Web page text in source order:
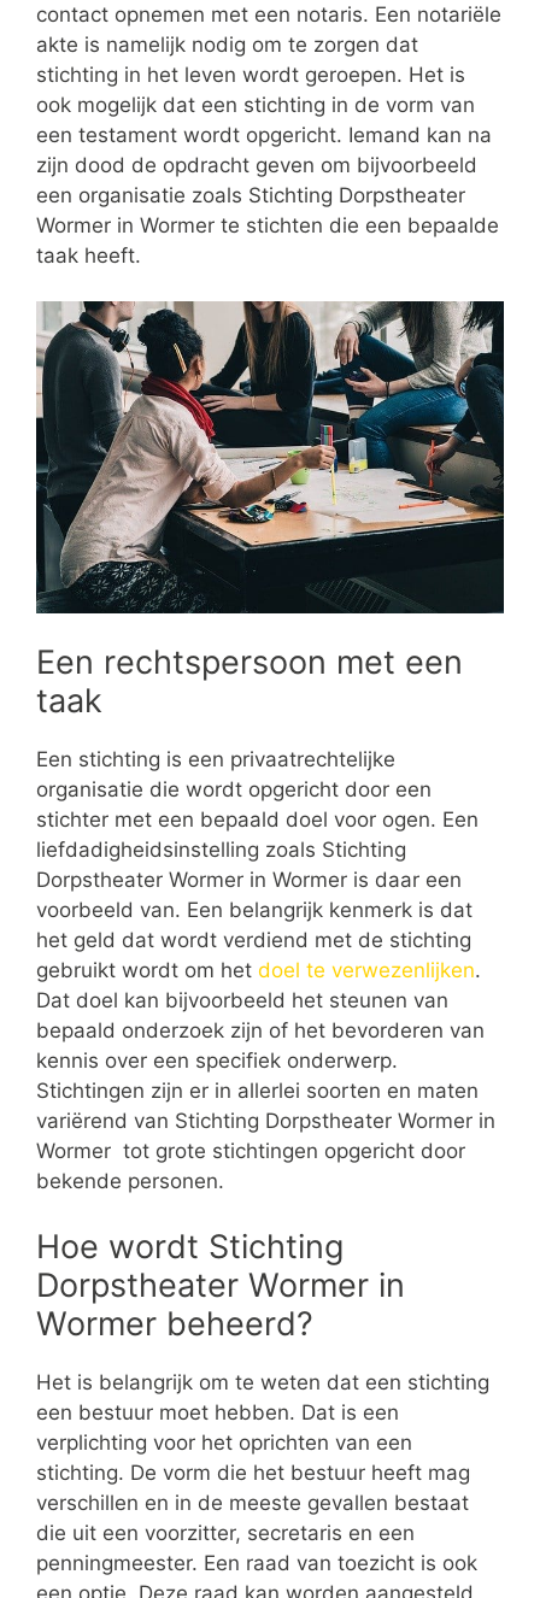
contact opnemen met een notaris. Een notariële
akte is namelijk nodig om te zorgen dat
stichting in het leven wordt geroepen. Het is
ook mogelijk dat een stichting in de vorm van
een testament wordt opgericht. Iemand kan na
zijn dood de opdracht geven om bijvoorbeeld
een organisatie zoals Stichting Dorpstheater
Wormer in Wormer te stichten die een bepaalde
taak heeft.
Een rechtspersoon met een
taak
Een stichting is een privaatrechtelijke
organisatie die wordt opgericht door een
stichter met een bepaald doel voor ogen. Een
liefdadigheidsinstelling zoals Stichting
Dorpstheater Wormer in Wormer is daar een
voorbeeld van. Een belangrijk kenmerk is dat
het geld dat wordt verdiend met de stichting
gebruikt wordt om het doel te verwezenlijken.
Dat doel kan bijvoorbeeld het steunen van
bepaald onderzoek zijn of het bevorderen van
kennis over een specifiek onderwerp.
Stichtingen zijn er in allerlei soorten en maten
variërend van Stichting Dorpstheater Wormer in
Wormer tot grote stichtingen opgericht door
bekende personen.
Hoe wordt Stichting
Dorpstheater Wormer in
Wormer beheerd?
Het is belangrijk om te weten dat een stichting
een bestuur moet hebben. Dat is een
verplichting voor het oprichten van een
stichting. De vorm die het bestuur heeft mag
verschillen en in de meeste gevallen bestaat
die uit een voorzitter, secretaris en een
penningmeester. Een raad van toezicht is ook
een optie. Deze raad kan worden aangesteld